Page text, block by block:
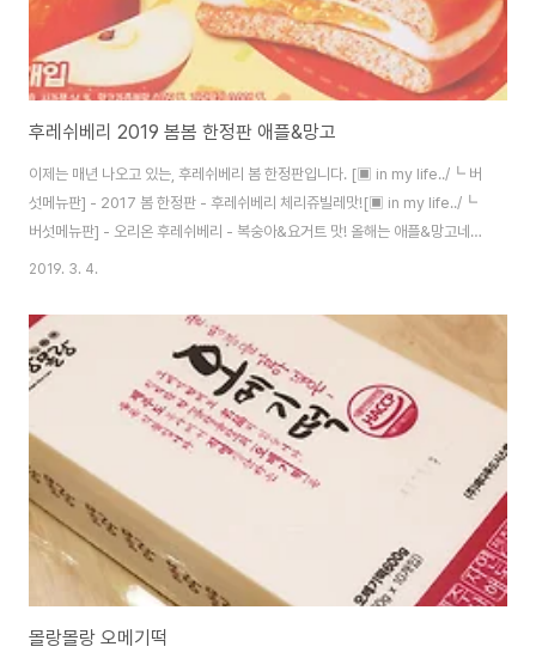
후레쉬베리 2019 봄봄 한정판 애플&망고
이제는 매년 나오고 있는, 후레쉬베리 봄 한정판입니다. [▣ in my life../┗ 버
섯메뉴판] - 2017 봄 한정판 - 후레쉬베리 체리쥬빌레맛![▣ in my life../┗
버섯메뉴판] - 오리온 후레쉬베리 - 복숭아&요거트 맛! 올해는 애플&망고네
요. ^^ 봄에만 나오는 녀석입니다. 별다른 안내는 없어도, 언제나처럼 봄 시즌
이름을 붙이기 부끄러운 수준입니다. 그냥 향만 난다고 보시면 될 듯 해요. 구성
은 12개네요. 망고와 사과컬러를 이용한 산뜻한 분위기의 포장. 작년부터 쓰던
꽃무늬 느낌나는 크림모양입니다. 1석 2조의 효과가 있죠. ㅋ 안에는 사과잼으
로 예상되는 부분이 확연히 보이네요. 맛은 역시나 사과맛. 후레..
2019. 3. 4.
몰랑몰랑 오메기떡